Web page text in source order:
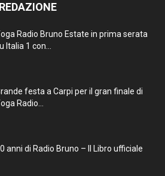
Radio Bruno Estate in prima serata
Italia 1 con...
festa a Carpi per il gran finale di
Radio...
anni di Radio Bruno – Il Libro ufficiale